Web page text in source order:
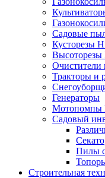
Садовые
Кусторезы
Высоторезы
Очистители
Тракторы и
Генераторы
Мотопомпы
Садовый
Пилы
Строительная